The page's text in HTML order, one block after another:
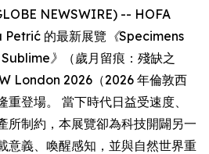
NEWSWIRE) -- HOFA
的最新展覽 《Specimens
》
（歲月留痕：殘缺之
London 2026（2026 年倫敦西
登場。 當下時代日益受速度、
所制約，本展覽卻為科技開闢另一
意義、喚醒感知，並與自然世界重